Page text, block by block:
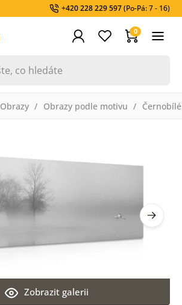
+420 228 229 597(Po-Pá: 7 - 16)
0
Obrazy Obrazy podle motivu
Zobrazit galerii